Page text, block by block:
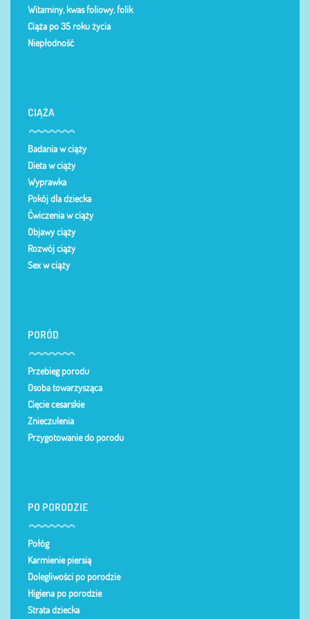
Witaminy, kwas foliowy, folik
Ciąża po 35 roku życia
Niepłodność
CIĄŻA
Badania w ciąży
Dieta w ciąży
Wyprawka
Pokój dla dziecka
Ćwiczenia w ciąży
Objawy ciąży
Rozwój ciąży
Sex w ciąży
PORÓD
Przebieg porodu
Osoba towarzysząca
Cięcie cesarskie
Znieczulenia
Przygotowanie do porodu
PO PORODZIE
Połóg
Karmienie piersią
Dolegliwości po porodzie
Higiena po porodzie
Strata dziecka